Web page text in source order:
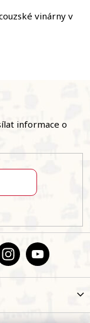
vinárny v
informace o